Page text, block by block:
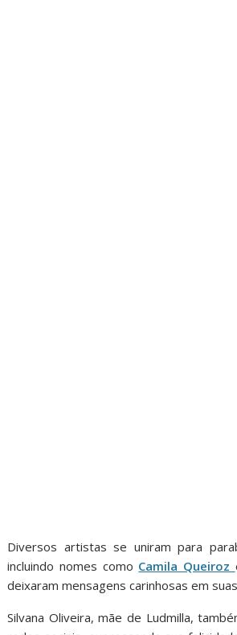
Diversos artistas se uniram para
incluindo nomes como Camila Queiroz
deixaram mensagens carinhosas em
Silvana Oliveira, mãe de Ludmilla,